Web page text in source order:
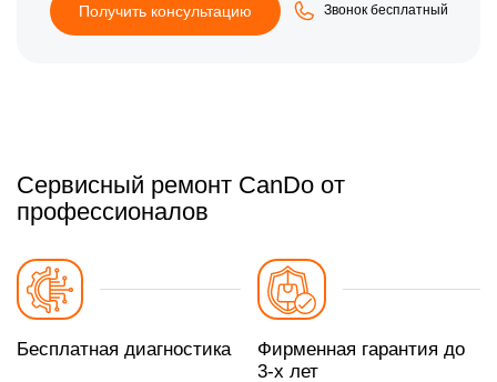
Получить консультацию
Звонок бесплатный
Сервисный ремонт CanDo от
профессионалов
Бесплатная диагностика
Фирменная гарантия до
3-х лет